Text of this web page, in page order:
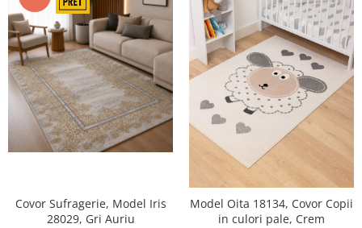
Covor Sufragerie, Model Iris
28029, Gri Auriu
Model Oita 18134, Covor Copii
in culori pale, Crem